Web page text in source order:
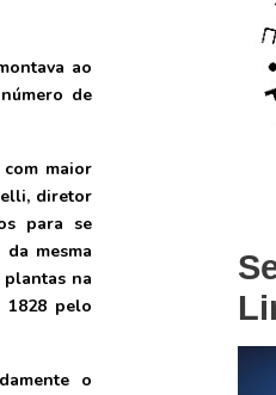
ao
de
maior
diretor
para se
mesma
na
1828 pelo
o